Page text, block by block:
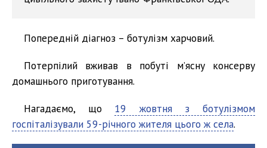
Попередній діагноз – ботулізм харчовий.
Потерпілий вживав в побуті м’ясну консерву
домашнього приготування.
Нагадаємо, що 19 жовтня з ботулізмом
госпіталізували 59-річного жителя цього ж села.